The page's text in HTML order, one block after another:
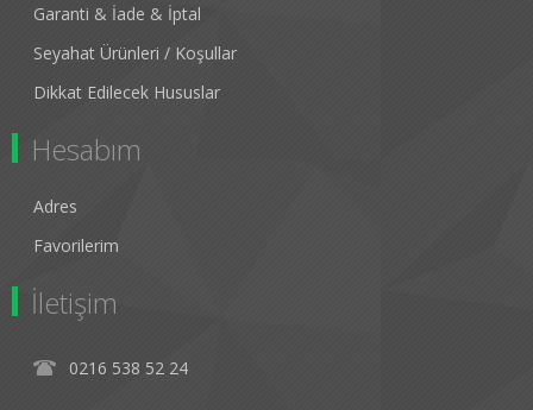
Garanti & İade & İptal
Seyahat Ürünleri / Koşullar
Dikkat Edilecek Hususlar
Hesabım
Adres
Favorilerim
İletişim
0216 538 52 24